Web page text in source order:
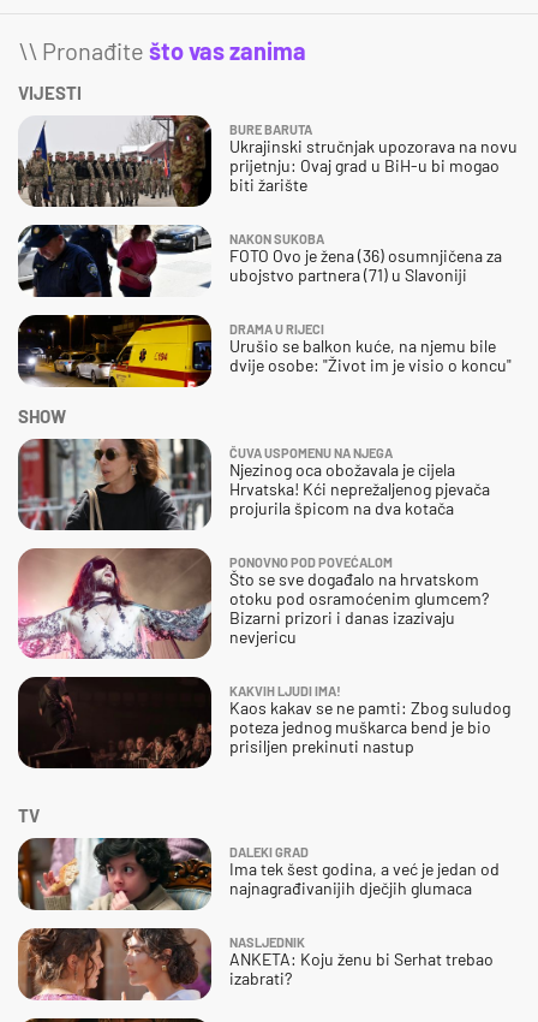
\\ Pronađite što vas zanima
VIJESTI
BURE BARUTA
Ukrajinski stručnjak upozorava na novu
prijetnju: Ovaj grad u BiH-u bi mogao
biti žarište
NAKON SUKOBA
FOTO Ovo je žena (36) osumnjičena za
ubojstvo partnera (71) u Slavoniji
DRAMA U RIJECI
Urušio se balkon kuće, na njemu bile
dvije osobe: "Život im je visio o koncu"
SHOW
ČUVA USPOMENU NA NJEGA
Njezinog oca obožavala je cijela
Hrvatska! Kći neprežaljenog pjevača
projurila špicom na dva kotača
PONOVNO POD POVEĆALOM
Što se sve događalo na hrvatskom
otoku pod osramoćenim glumcem?
Bizarni prizori i danas izazivaju
nevjericu
KAKVIH LJUDI IMA!
Kaos kakav se ne pamti: Zbog suludog
poteza jednog muškarca bend je bio
prisiljen prekinuti nastup
TV
DALEKI GRAD
Ima tek šest godina, a već je jedan od
najnagrađivanijih dječjih glumaca
NASLJEDNIK
ANKETA: Koju ženu bi Serhat trebao
izabrati?